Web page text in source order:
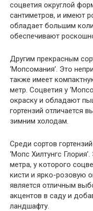
соцветия округлой
сантиметров, и имеют
обладает большим
обеспечивают
Другим прекрасным
‘Мопсомания’. Это
также имеет
метр. Соцветия у
окраску и обладают
гортензий отличается
зимним холодам.
Среди сортов
‘Мопс Хилтунгс
метра, у которого
кисти и ярко-розовую
является отличным
акцентов в саду и
ландшафту.